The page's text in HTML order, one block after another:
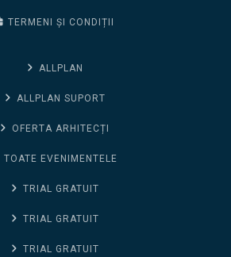
TERMENI ȘI CONDIȚII
ALLPLAN
ALLPLAN SUPORT
OFERTA ARHITECȚI
TOATE EVENIMENTELE
TRIAL GRATUIT
TRIAL GRATUIT
TRIAL GRATUIT